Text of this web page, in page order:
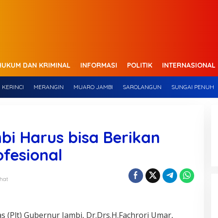
DAN KRIMINAL INFORMASI POLITIK INTERNASIONAL
KERINCI MERANGIN MUARO JAMBI SAROLANGUN SUNGAI PENUH
Harus bisa Berikan
(Plt) Gubernur Jambi, Dr.Drs.H.Fachrori Umar,